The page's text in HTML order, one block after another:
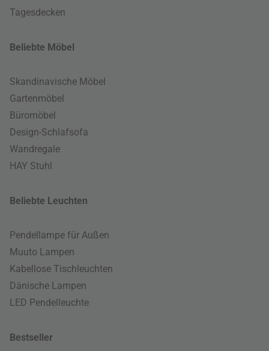
Tagesdecken
Beliebte Möbel
Skandinavische Möbel
Gartenmöbel
Büromöbel
Design-Schlafsofa
Wandregale
HAY Stuhl
Beliebte Leuchten
Pendellampe für Außen
Muuto Lampen
Kabellose Tischleuchten
Dänische Lampen
LED Pendelleuchte
Bestseller